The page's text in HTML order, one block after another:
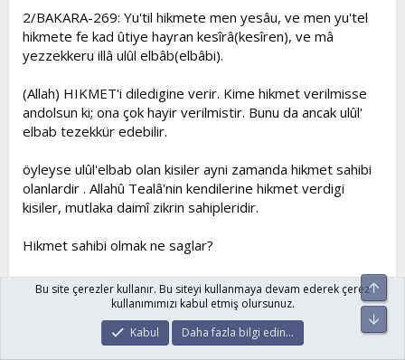
2/BAKARA-269: Yu'til hikmete men yesâu, ve men yu'tel
hikmete fe kad ûtiye hayran kesîrâ(kesîren), ve mâ
yezzekkeru illâ ulûl elbâb(elbâbi).
(Allah) HIKMET'i diledigine verir. Kime hikmet verilmisse
andolsun ki; ona çok hayir verilmistir. Bunu da ancak ulûl'
elbab tezekkür edebilir.
öyleyse ulûl'elbab olan kisiler ayni zamanda hikmet sahibi
olanlardir . Allahû Tealâ'nin kendilerine hikmet verdigi
kisiler, mutlaka daimî zikrin sahipleridir.
Hikmet sahibi olmak ne saglar?
Diger insanlardan ayricaligi nedir?
Farkli olan özelligi nedir? Allahû Tealâ, söyle buyuruyor:
Bu site çerezler kullanır. Bu siteyi kullanmaya devam ederek çerez
kullanımımızı kabul etmiş olursunuz.
Kabul
Daha fazla bilgi edin…
Üst
Alt